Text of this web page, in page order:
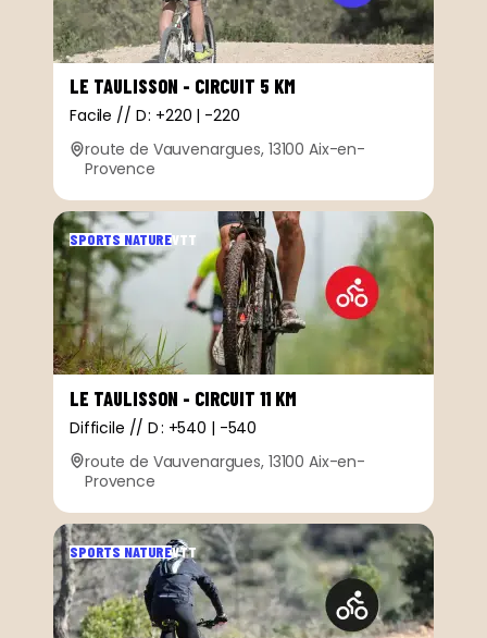
LE TAULISSON - CIRCUIT 5 KM
Facile // D : +220 | -220
route de Vauvenargues, 13100 Aix-en-
Provence
LE TAULISSON - CIRCUIT 11 KM
SPORTS NATUREVTT
Difficile // D : +540 | -540
route de Vauvenargues, 13100 Aix-en-
Provence
SPORTS NATUREVTT